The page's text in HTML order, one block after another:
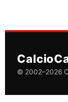
© 2002–2026